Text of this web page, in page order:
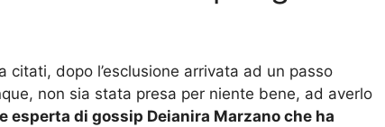
citati, dopo l’esclusione arrivata ad un passo
non sia stata presa per niente bene, ad averlo
esperta di gossip Deianira Marzano che ha